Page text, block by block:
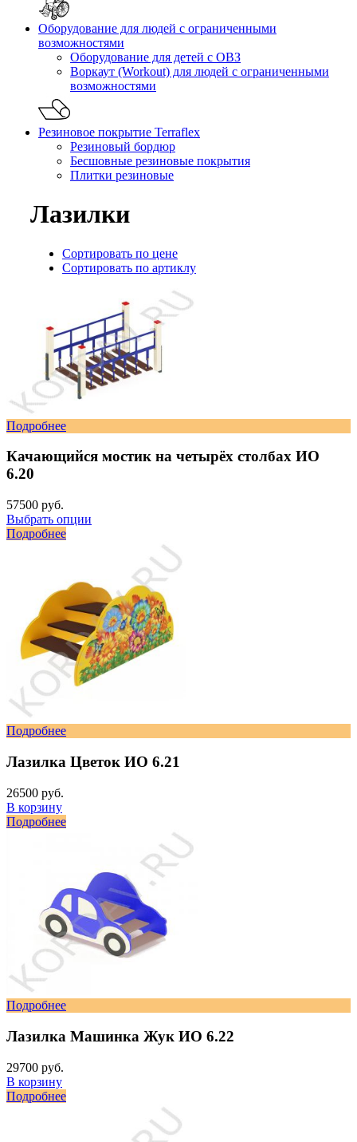
Оборудование для людей с ограниченными
возможностями
Оборудование для детей с ОВЗ
Воркаут (Workout) для людей с ограниченными
возможностями
Резиновое покрытие Terraflex
Резиновый бордюр
Бесшовные резиновые покрытия
Плитки резиновые
Лазилки
Сортировать по цене
Сортировать по артиклу
Подробнее
Качающийся мостик на четырёх столбах ИО
6.20
57500 руб.
Выбрать опции
Подробнее
Подробнее
Лазилка Цветок ИО 6.21
26500 руб.
В корзину
Подробнее
Подробнее
Лазилка Машинка Жук ИО 6.22
29700 руб.
В корзину
Подробнее